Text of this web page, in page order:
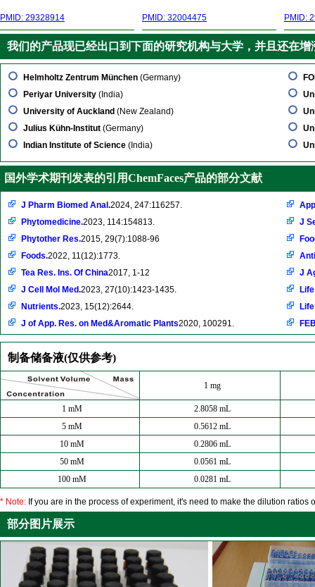
PMID: 29328914 PMID: 32004475 PMID:
我们的产品现已经出口到下面的研究机构与大学，并且还在增
Helmholtz Zentrum München (Germany)
Periyar University (India)
University of Auckland (New Zealand)
Julius Kühn-Institut (Germany)
Indian Institute of Science (India)
国外学术期刊发表的引用ChemFaces产品的部分文献
J Pharm Biomed Anal.2024, 247:116257.
Phytomedicine.2023, 114:154813.
Phytother Res.2015, 29(7):1088-96
Foods.2022, 11(12):1773.
Tea Res. Ins. Of China2017, 1-12
J Cell Mol Med.2023, 27(10):1423-1435.
Nutrients.2023, 15(12):2644.
J of App. Res. on Med&Aromatic Plants2020, 100291.
J
J
制备储备液(仅供参考)
1 mg
1 mM
2.8058 mL
5 mM
0.5612 mL
10 mM
0.2806 mL
50 mM
0.0561 mL
100 mM
0.0281 mL
* Note: If you are in the process of experiment, it's need to make the dilution
部分图片展示